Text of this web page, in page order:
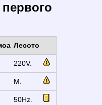
Лесото
220V.
M.
50Hz.